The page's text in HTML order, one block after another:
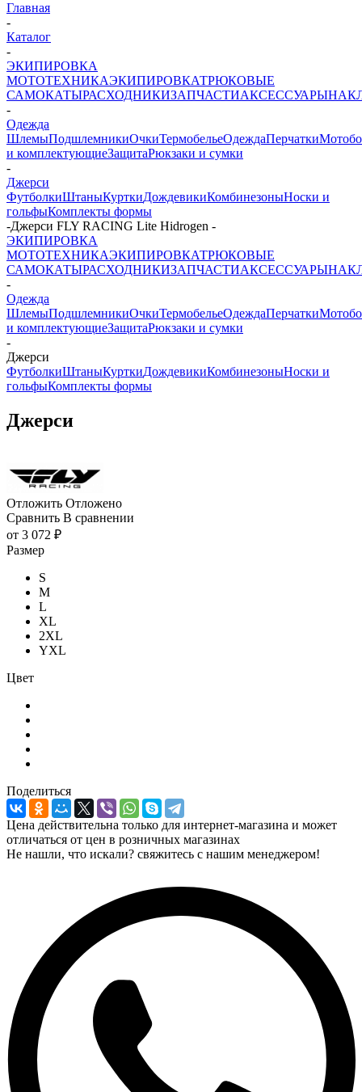
Главная
-
Каталог
-
ЭКИПИРОВКА
МОТОТЕХНИКАЭКИПИРОВКАТРЮКОВЫЕ
САМОКАТЫРАСХОДНИКИЗАПЧАСТИАКСЕССУАРЫ
-
Одежда
ШлемыПодшлемникиОчкиТермобельеОдеждаПерчатки
и комплектующиеЗащитаРюкзаки и сумки
-
Джерси
ФутболкиШтаныКурткиДождевикиКомбинезоныНоски и
гольфыКомплекты формы
-Джерси FLY RACING Lite Hidrogen -
ЭКИПИРОВКА
МОТОТЕХНИКАЭКИПИРОВКАТРЮКОВЫЕ
САМОКАТЫРАСХОДНИКИЗАПЧАСТИАКСЕССУАРЫ
-
Одежда
ШлемыПодшлемникиОчкиТермобельеОдеждаПерчатки
и комплектующиеЗащитаРюкзаки и сумки
-
Джерси
ФутболкиШтаныКурткиДождевикиКомбинезоныНоски и
гольфыКомплекты формы
Джерси
Отложить Отложено
Сравнить В сравнении
от 3 072 ₽
Размер
S
M
L
XL
2XL
YXL
Цвет
Поделиться
Цена действительна только для интернет-магазина и может
отличаться от цен в розничных магазинах
Не нашли, что искали? свяжитесь с нашим менеджером!